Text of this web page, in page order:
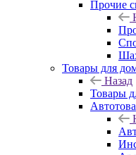
Прочие
Товары для
Назад
Товары